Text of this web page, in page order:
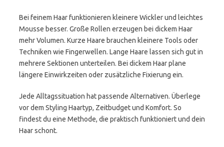
Bei feinem Haar funktionieren kleinere Wickler und leichtes
Mousse besser. Große Rollen erzeugen bei dickem Haar
mehr Volumen. Kurze Haare brauchen kleinere Tools oder
Techniken wie Fingerwellen. Lange Haare lassen sich gut in
mehrere Sektionen unterteilen. Bei dickem Haar plane
längere Einwirkzeiten oder zusätzliche Fixierung ein.
Jede Alltagssituation hat passende Alternativen. Überlege
vor dem Styling Haartyp, Zeitbudget und Komfort. So
findest du eine Methode, die praktisch funktioniert und dein
Haar schont.